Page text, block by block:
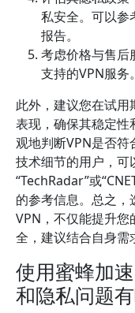
私安全。可以参
报告。
考虑价格与售后
支持的VPN服务。
此外，建议您在试
表现，确保其稳定性
观地判断VPN是否
技术细节的用户，可
“TechRadar”或
的参考信息。总之
VPN，不仅能提升
全，建议结合自身需
使用蜜蜂加
和隐私问题